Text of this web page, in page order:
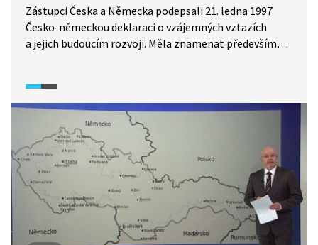
Zástupci Česka a Německa podepsali 21. ledna 1997
Česko-německou deklaraci o vzájemných vztazích
a jejich budoucím rozvoji. Měla znamenat především
deklarace vznikal několik měsíců. Na jejím základě
měly být například odškodněny oběti nacismu. Česká
veřejnost deklaraci přivítala, i když se našli
i protestující jedinci.